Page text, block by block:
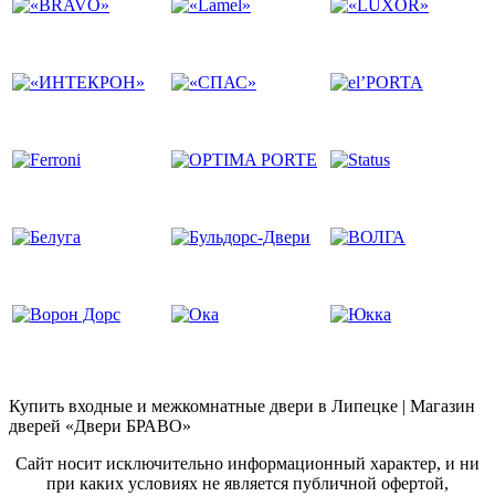
Купить входные и межкомнатные двери в Липецке | Магазин
дверей «Двери БРАВО»
Сайт носит исключительно информационный характер, и ни
при каких условиях не является публичной офертой,